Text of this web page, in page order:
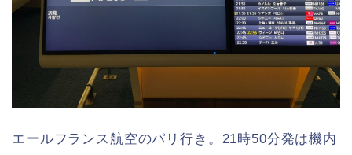
エールフランス航空のパリ行き。21時50分発は機内